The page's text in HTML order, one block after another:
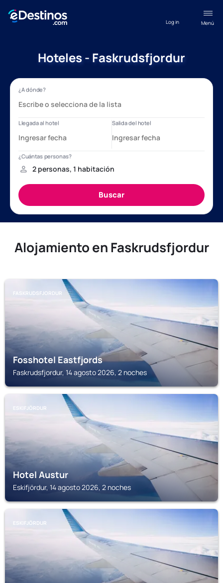
Menú
Log in
Hoteles - Faskrudsfjordur
Alojamiento en Faskrudsfjordur
FASKRUDSFJORDUR
Fosshotel Eastfjords
Faskrudsfjordur, 14 agosto 2026, 2 noches
ESKIFJÖRDUR
Hotel Austur
Eskifjördur, 14 agosto 2026, 2 noches
ESKIFJÖRDUR